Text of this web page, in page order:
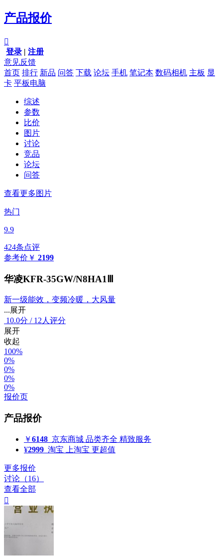
产品报价

登录 | 注册
意见反馈
首页 排行 新品 问答 下载 论坛 手机 笔记本 数码相机 主板 显
卡 平板电脑
综述
参数
比价
图片
讨论
竞品
论坛
问答
查看更多图片
热门
9.9
424条点评
参考价 ￥ 2199
华凌KFR-35GW/N8HA1Ⅲ
新一级能效，变频冷暖，大风量
...展开
10.0分 / 12人评分
展开
收起
100%
0%
0%
0%
0%
报价页
产品报价
￥6148 京东商城 品类齐全 精致服务
¥2999 淘宝 上淘宝 更超值
更多报价
讨论（16）
查看全部
